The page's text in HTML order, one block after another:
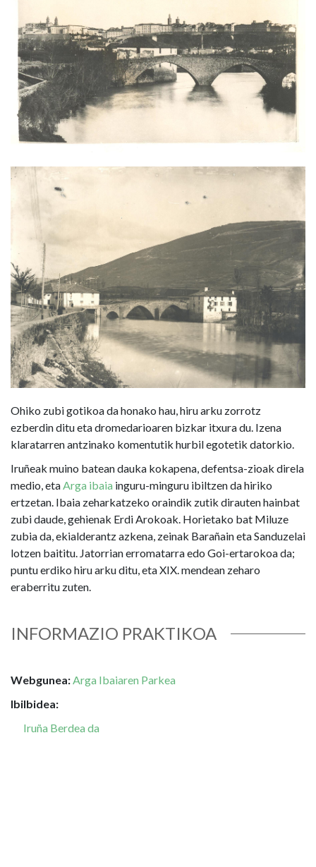
Irudia
Ohiko zubi gotikoa da honako hau, hiru arku zorrotz
ezberdin ditu eta dromedarioaren bizkar itxura du. Izena
klaratarren antzinako komentutik hurbil egotetik datorkio.
Iruñeak muino batean dauka kokapena, defentsa-zioak direla
medio, etaArga ibaia inguru-minguru ibiltzen da hiriko
ertzetan. Ibaia zeharkatzeko oraindik zutik dirauten hainbat
zubi daude, gehienak Erdi Arokoak. Horietako bat Miluze
zubia da, ekialderantz azkena, zeinak Barañain eta Sanduzelai
lotzen baititu. Jatorrian erromatarra edo Goi-ertarokoa da;
puntu erdiko hiru arku ditu, eta XIX. mendean zeharo
eraberritu zuten.
INFORMAZIO PRAKTIKOA
Webgunea:Arga Ibaiaren Parkea
Ibilbidea:
Iruña Berdea da